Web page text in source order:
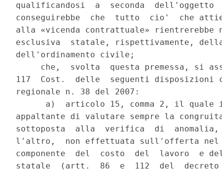
qualificandosi  a  seconda
conseguirebbe  che  tutto  cio'  che
alla «vicenda contrattuale» rientrerebbe
esclusiva  statale, rispettivamente,
dell'ordinamento civile;
che,  svolta  questa premessa, si
117  Cost.  delle  seguenti disposizioni
regionale n. 38 del 2007:
a)  articolo 15, comma 2, il quale
appaltante di valutare sempre la
sottoposta  alla  verifica  di  anomalia,
l'altro,  non effettuata sull'offerta nel
componente  del  costo  del  lavoro  e
statale  (artt.  86  e  112  del  decreto